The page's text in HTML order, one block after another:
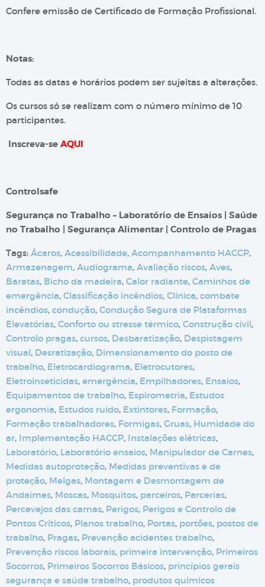
Confere emissão de Certificado de Formação Profissional.
Notas:
Todas as datas e horários podem ser sujeitas a alterações.
Os cursos só se realizam com o número mínimo de 10
participantes.
Inscreva-se AQUI
Controlsafe
Segurança no Trabalho – Laboratório de Ensaios | Saúde
no Trabalho | Segurança Alimentar | Controlo de Pragas
Tags: Ácaros, Acessibilidade, Acompanhamento HACCP,
Armazenagem, Audiograma, Avaliação riscos, Aves,
Baratas, Bicho da madeira, Calor radiante, Caminhos de
emergência, Classificação incêndios, Clínica, combate
incêndios, condução, Condução Segura de Plataformas
Elevatórias, Conforto ou stresse térmico, Construção civil,
Controlo pragas, cursos, Desbaratização, Despistagem
visual, Desratização, Dimensionamento do posto de
trabalho, Eletrocardiograma, Eletrocutores,
Eletroinseticidas, emergência, Empilhadores, Ensaios,
Equipamentos de trabalho, Espirometria, Estudos
ergonomia, Estudos ruído, Extintores, Formação,
Formação trabalhadores, Formigas, Gruas, Humidade do
ar, Implementação HACCP, Instalações elétricas,
Laboratório, Laboratório ensaios, Manipulador de Carnes,
Medidas autoproteção, Medidas preventivas e de
proteção, Melgas, Montagem e Desmontagem de
Andaimes, Moscas, Mosquitos, parceiros, Parcerias,
Percevejos das camas, Perigos, Perigos e Controlo de
Pontos Críticos, Planos trabalho, Portas, portões, postos de
trabalho, Pragas, Prevenção acidentes trabalho,
Prevenção riscos laborais, primeira intervenção, Primeiros
Socorros, Primeiros Socorros Básicos, princípios gerais
segurança e saúde trabalho, produtos químicos